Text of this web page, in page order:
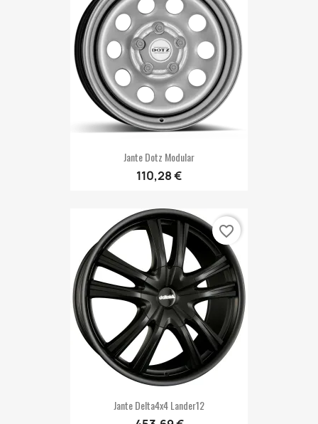
Jante Dotz Modular
110,28 €
Jante Delta4x4 Lander12
favorite_border